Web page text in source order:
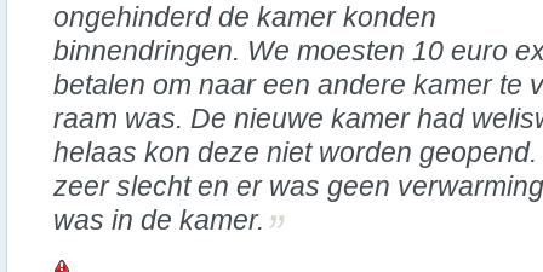
ongehinderd de kamer konden
binnendringen. We moesten 10 euro
betalen om naar een andere kamer te
raam was. De nieuwe kamer had
helaas kon deze niet worden
zeer slecht en er was geen
was in de kamer.